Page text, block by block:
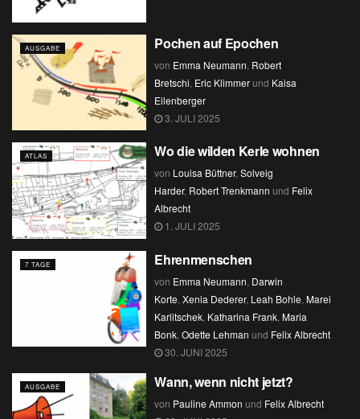
AUSGABE Pochen auf Epochen
von Emma Neumann, Robert
Bretschi, Eric Klimmerund Kaisa
Eilenberger
3. JULI 2025
ATLAS Wo die wilden Kerle wohnen
von Louisa Büttner,Solveig
Harder, Robert Trenkmann und Felix
Albrecht
1. JULI 2025
7 TAGE Ehrenmenschen
von Emma Neumann, Darwin
Korte,Xenia Dederer, Leah Bohle,Marei
Karlitschek, Katharina Frank,Maria
Bonk,Odette Lehman und Felix Albrecht
30. JUNI 2025
AUSGABE Wann, wenn nicht jetzt?
von Pauline Ammon und Felix Albrecht